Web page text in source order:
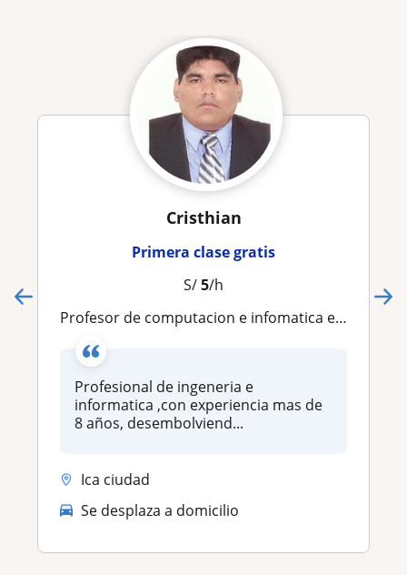
Cristhian
Primera clase gratis
S/5/h
Profesor de computacion e infomatica e ingenerias
Profesional de ingeneria e
informatica ,con experiencia mas de
8 años, desembolviend...
Ica ciudad
Se desplaza a domicilio